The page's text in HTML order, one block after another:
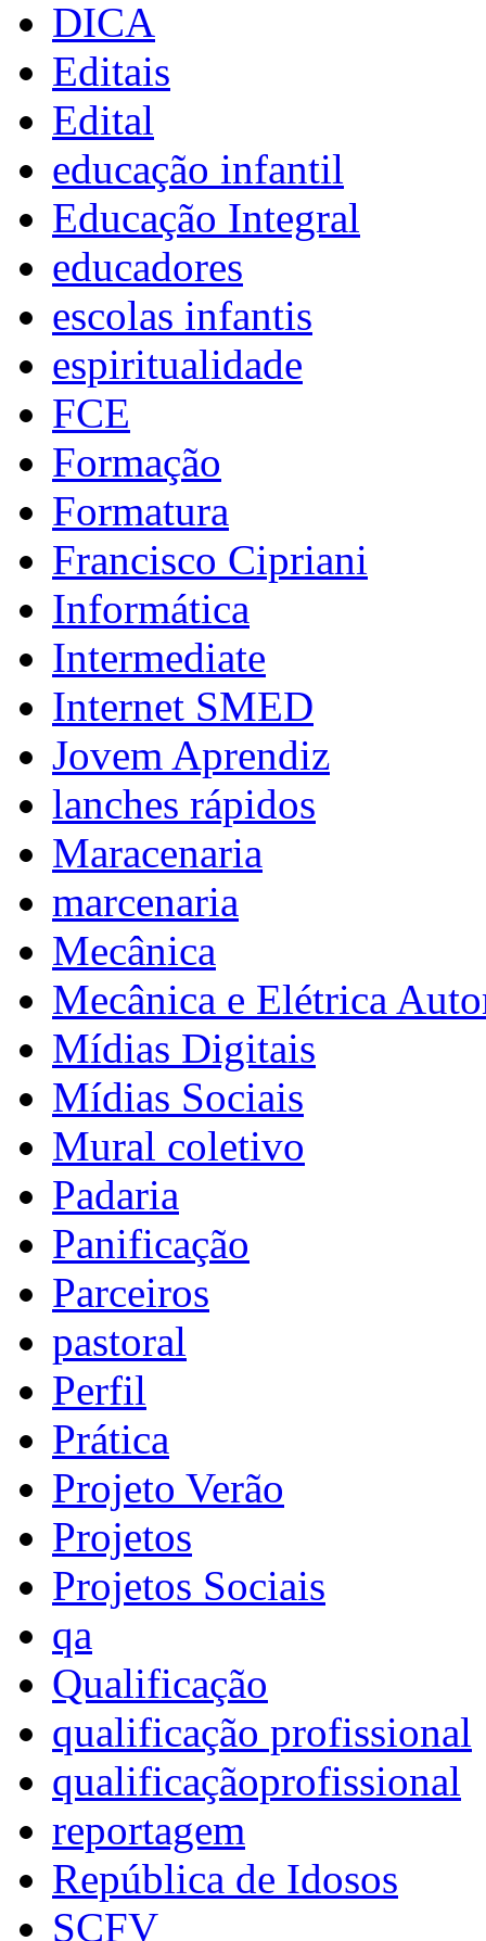
DICA
Editais
Edital
educação infantil
Educação Integral
educadores
escolas infantis
espiritualidade
FCE
Formação
Formatura
Francisco Cipriani
Informática
Intermediate
Internet SMED
Jovem Aprendiz
lanches rápidos
Maracenaria
marcenaria
Mecânica
Mecânica e Elétrica
Mídias Digitais
Mídias Sociais
Mural coletivo
Padaria
Panificação
Parceiros
pastoral
Perfil
Prática
Projeto Verão
Projetos
Projetos Sociais
qa
Qualificação
qualificação profissional
qualificaçãoprofissional
reportagem
República de Idosos
SCFV